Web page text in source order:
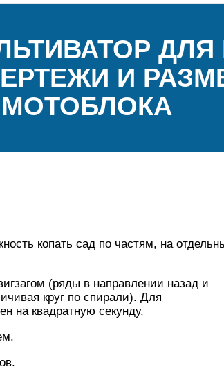
И
МОТОБЛОКА
копать сад по частям, на
(ряды в направлении назад и
круг по спирали). Для
на квадратную секунду.